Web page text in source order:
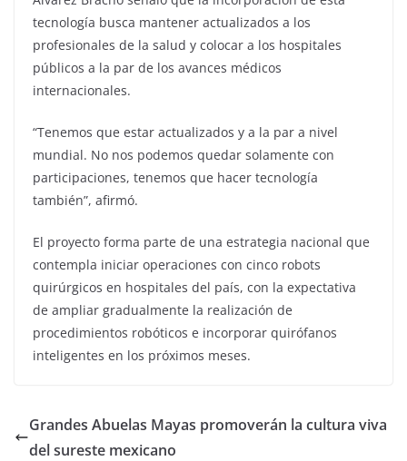
tecnología busca mantener actualizados a los
profesionales de la salud y colocar a los hospitales
públicos a la par de los avances médicos
internacionales.
“Tenemos que estar actualizados y a la par a nivel
mundial. No nos podemos quedar solamente con
participaciones, tenemos que hacer tecnología
también”, afirmó.
El proyecto forma parte de una estrategia nacional que
contempla iniciar operaciones con cinco robots
quirúrgicos en hospitales del país, con la expectativa
de ampliar gradualmente la realización de
procedimientos robóticos e incorporar quirófanos
inteligentes en los próximos meses.
Grandes Abuelas Mayas promoverán la cultura viva
del sureste mexicano